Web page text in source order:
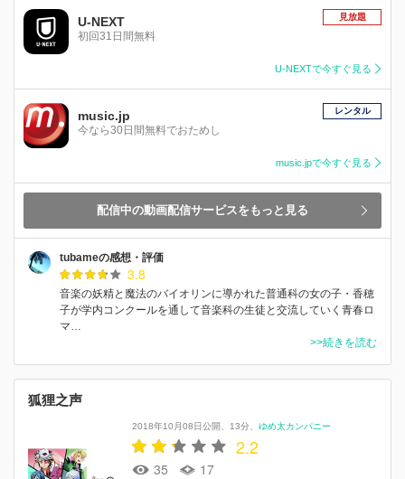
U-NEXT
初回31日間無料
見放題
U-NEXTで今すぐ見る
music.jp
今なら30日間無料でおためし
レンタル
music.jpで今すぐ見る
配信中の動画配信サービスをもっと見る
tubameの感想・評価
3.8
音楽の妖精と魔法のバイオリンに導かれた普通科の女の子・香穂
子が学内コンクールを通して音楽科の生徒と交流していく青春ロ
マ…
>>続きを読む
狐狸之声
2018年10月08日公開 13分 ゆめ太カンパニー
2.2
35 17